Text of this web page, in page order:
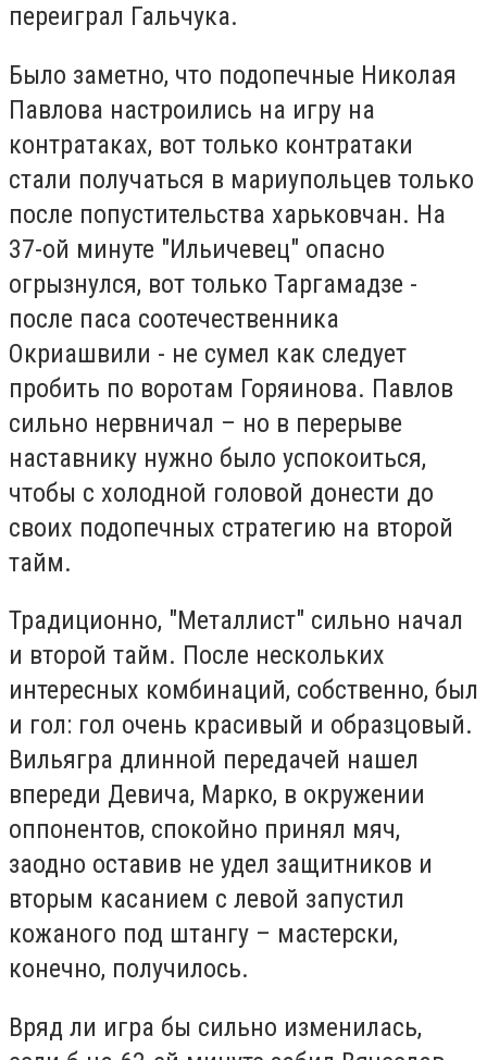
переиграл Гальчука.
Было заметно, что подопечные Николая
Павлова настроились на игру на
контратаках, вот только контратаки
стали получаться в мариупольцев только
после попустительства харьковчан. На
37-ой минуте "Ильичевец" опасно
огрызнулся, вот только Таргамадзе -
после паса соотечественника
Окриашвили - не сумел как следует
пробить по воротам Горяинова. Павлов
сильно нервничал – но в перерыве
наставнику нужно было успокоиться,
чтобы с холодной головой донести до
своих подопечных стратегию на второй
тайм.
Традиционно, "Металлист" сильно начал
и второй тайм. После нескольких
интересных комбинаций, собственно, был
и гол: гол очень красивый и образцовый.
Вильягра длинной передачей нашел
впереди Девича, Марко, в окружении
оппонентов, спокойно принял мяч,
заодно оставив не удел защитников и
вторым касанием с левой запустил
кожаного под штангу – мастерски,
конечно, получилось.
Вряд ли игра бы сильно изменилась,